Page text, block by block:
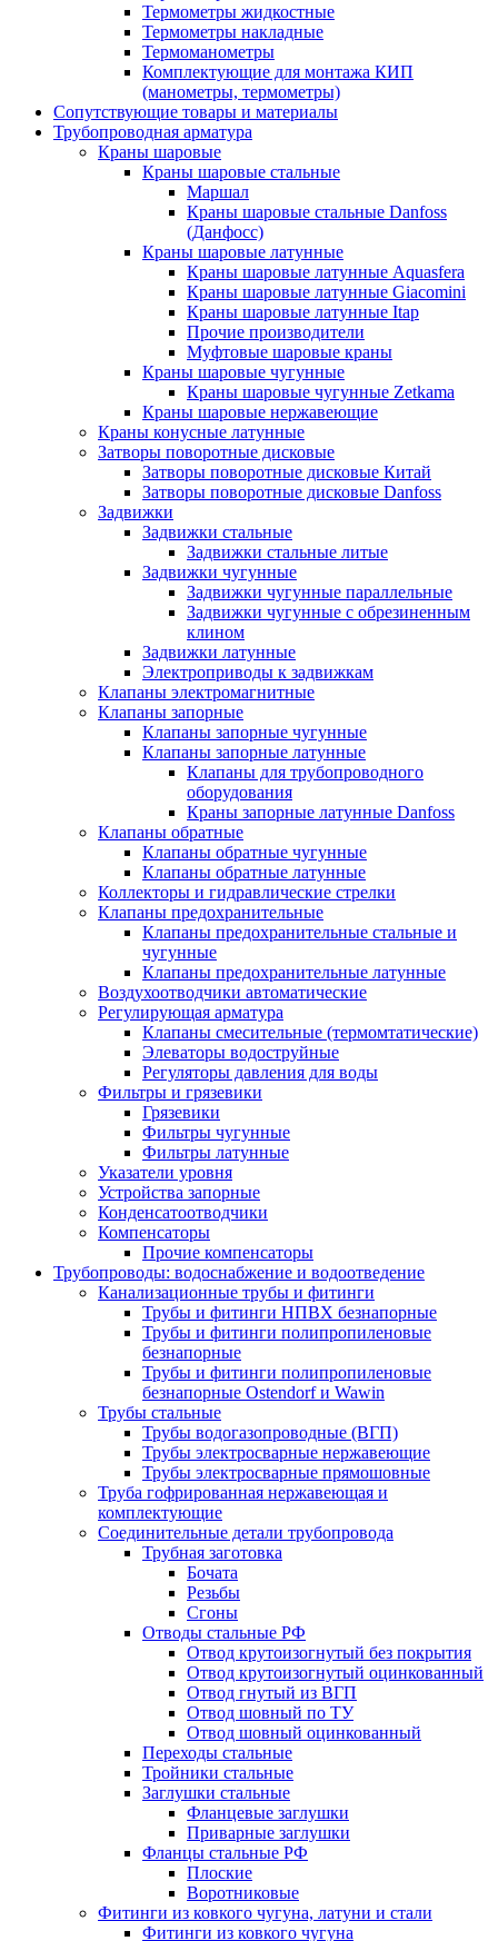
Термометры жидкостные
Термометры накладные
Термоманометры
Комплектующие для монтажа КИП
(манометры, термометры)
Сопутствующие товары и материалы
Трубопроводная арматура
Краны шаровые
Краны шаровые стальные
Маршал
Краны шаровые стальные Danfoss
(Данфосс)
Краны шаровые латунные
Краны шаровые латунные Aquasfera
Краны шаровые латунные Giacomini
Краны шаровые латунные Itap
Прочие производители
Муфтовые шаровые краны
Краны шаровые чугунные
Краны шаровые чугунные Zetkama
Краны шаровые нержавеющие
Краны конусные латунные
Затворы поворотные дисковые
Затворы поворотные дисковые Китай
Затворы поворотные дисковые Danfoss
Задвижки
Задвижки стальные
Задвижки стальные литые
Задвижки чугунные
Задвижки чугунные параллельные
Задвижки чугунные с обрезиненным
клином
Задвижки латунные
Электроприводы к задвижкам
Клапаны электромагнитные
Клапаны запорные
Клапаны запорные чугунные
Клапаны запорные латунные
Клапаны для трубопроводного
оборудования
Краны запорные латунные Danfoss
Клапаны обратные
Клапаны обратные чугунные
Клапаны обратные латунные
Коллекторы и гидравлические стрелки
Клапаны предохранительные
Клапаны предохранительные стальные и
чугунные
Клапаны предохранительные латунные
Воздухоотводчики автоматические
Регулирующая арматура
Клапаны смесительные (термомтатические)
Элеваторы водоструйные
Регуляторы давления для воды
Фильтры и грязевики
Грязевики
Фильтры чугунные
Фильтры латунные
Указатели уровня
Устройства запорные
Конденсатоотводчики
Компенсаторы
Прочие компенсаторы
Трубопроводы: водоснабжение и водоотведение
Канализационные трубы и фитинги
Трубы и фитинги НПВХ безнапорные
Трубы и фитинги полипропиленовые
безнапорные
Трубы и фитинги полипропиленовые
безнапорные Ostendorf и Wawin
Трубы стальные
Трубы водогазопроводные (ВГП)
Трубы электросварные нержавеющие
Трубы электросварные прямошовные
Труба гофрированная нержавеющая и
комплектующие
Соединительные детали трубопровода
Трубная заготовка
Бочата
Резьбы
Сгоны
Отводы стальные РФ
Отвод крутоизогнутый без покрытия
Отвод крутоизогнутый оцинкованный
Отвод гнутый из ВГП
Отвод шовный по ТУ
Отвод шовный оцинкованный
Переходы стальные
Тройники стальные
Заглушки стальные
Фланцевые заглушки
Приварные заглушки
Фланцы стальные РФ
Плоские
Воротниковые
Фитинги из ковкого чугуна, латуни и стали
Фитинги из ковкого чугуна